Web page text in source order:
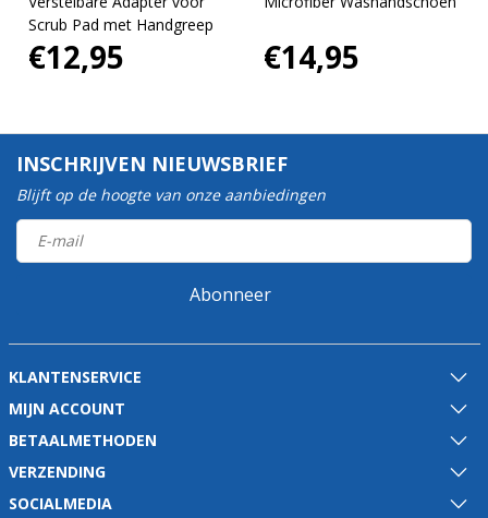
Scrub Pad met Handgreep
€12,95 €14,95
INSCHRIJVEN NIEUWSBRIEF
Blijft op de hoogte van onze aanbiedingen
Abonneer
KLANTENSERVICE
MIJN ACCOUNT
BETAALMETHODEN
VERZENDING
SOCIALMEDIA